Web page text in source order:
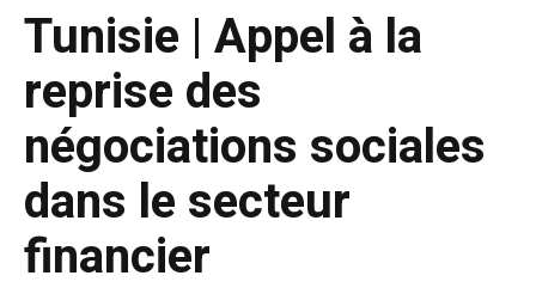
Tunisie | Appel à la
reprise des
négociations sociales
dans le secteur
financier